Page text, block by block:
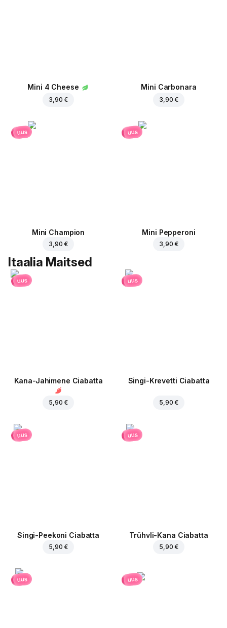
Mini 4 Cheese
3,90 €
Mini Carbonara
3,90 €
uus
Mini Champion
3,90 €
uus
Mini Pepperoni
3,90 €
Itaalia Maitsed
uus
Kana-Jahimene Ciabatta
5,90 €
uus
Singi-Krevetti Ciabatta
5,90 €
uus
Singi-Peekoni Ciabatta
5,90 €
uus
Trühvli-Kana Ciabatta
5,90 €
uus uus